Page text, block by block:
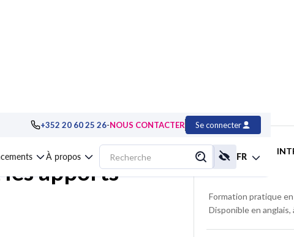
+352 20 60 25 26-NOUS CONTACTER Se connecter
À propos FR
Database Formation Oracle Database, les apports de la 19c
apports
INTER
Formation pratique
Disponible en anglais,